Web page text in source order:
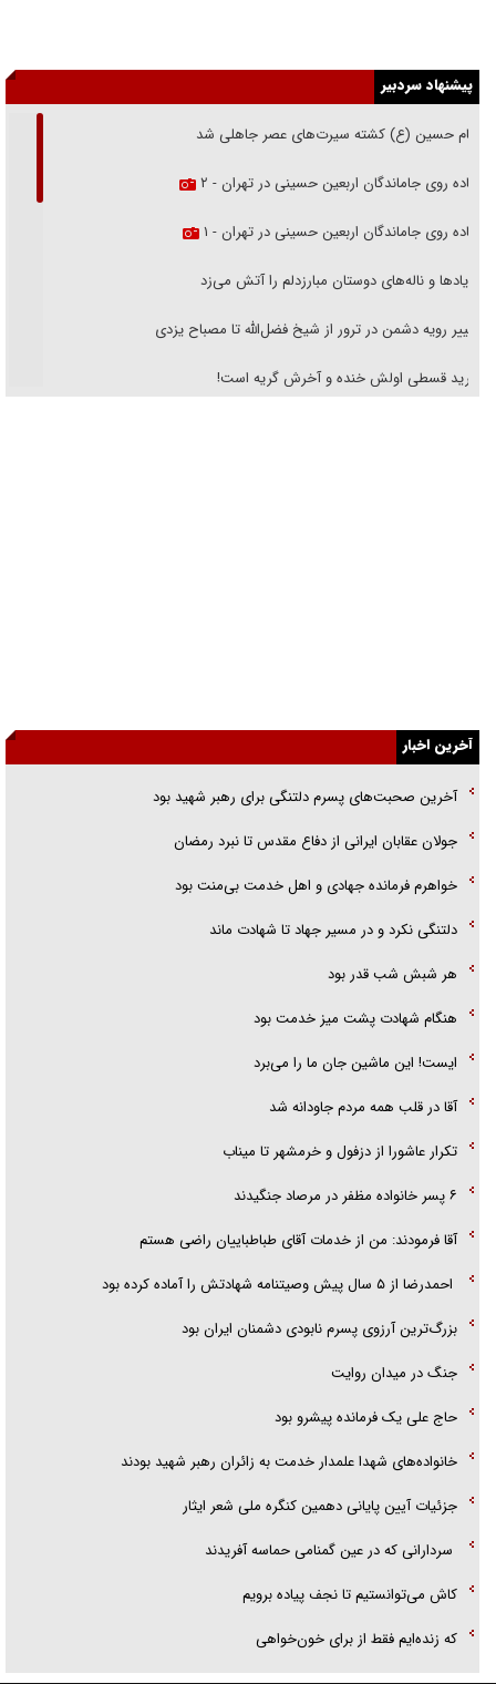
پیشنهاد سردبیر
امام حسین (ع) کشته سیرت‌های عصر جاهلی شد
پیاده روی جاماندگان اربعین حسینی در تهران - ۲
پیاده روی جاماندگان اربعین حسینی در تهران - ۱
فریاد‌ها و ناله‌های دوستان مبارزدلم را آتش می‌زد
تغییر رویه دشمن در ترور از شیخ فضل‌الله تا مصباح یزدی
خرید قسطی اولش خنده و آخرش گریه است!
پلیس
تحلیل ابعاد پیام رهبر انقلاب به حزب‌الله/ مقاومت نقشه راه آینده غرب آسیا
گفت‌و‌گو اختصاصی با همسر فرمانده شهید حزب‌الله لبنان/ هر شبش شب
قدر بود
آخرین اخبار
آخرین صحبت‌های پسرم دلتنگی برای رهبر شهید بود
جولان عقابان ایرانی از دفاع مقدس تا نبرد رمضان
خواهرم فرمانده جهادی و اهل خدمت بی‌منت بود
دلتنگی نکرد و در مسیر جهاد تا شهادت ماند
هر شبش شب قدر بود
هنگام شهادت پشت میز خدمت بود
ایست! این ماشین جان ما را می‌برد
آقا در قلب همه مردم جاودانه شد
تکرار عاشورا از دزفول و خرمشهر تا میناب
۶ پسر خانواده مظفر در مرصاد جنگیدند
آقا فرمودند: من از خدمات آقای طباطباییان راضی هستم
احمدرضا از ۵ سال پیش وصیتنامه شهادتش را آماده کرده بود
بزرگ‌ترین آرزوی پسرم نابودی دشمنان ایران بود
جنگ در میدان روایت
حاج علی یک فرمانده پیشرو بود
خانواده‌های شهدا علمدار خدمت به زائران رهبر شهید بودند
جزئیات آیین پایانی دهمین کنگره ملی شعر ایثار
سردارانی که در عین گمنامی حماسه آفریدند
کاش می‌توانستیم تا نجف پیاده برویم
که زنده‌ایم فقط از برای خون‌خواهی